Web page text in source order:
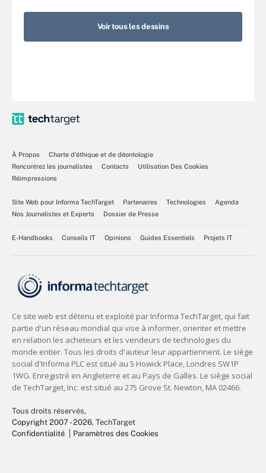
Voir tous les dessins
À Propos
Charte d’éthique et de déontologie
Rencontrez les journalistes
Contacts
Utilisation Des Cookies
Réimpressions
Site Web pour Informa TechTarget Partenaires Technologies
Agenda
Nos Journalistes et Experts
Dossier de Presse
E-Handbooks Conseils IT Opinions Guides Essentiels Projets IT
Tous droits réservés,
Copyright 2007 - 2026, TechTarget
Confidentialité
Paramètres des Cookies